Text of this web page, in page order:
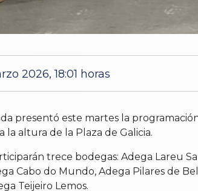
2026, 18:01 horas
presentó este martes la
la altura de la Plaza de Galicia.
trece bodegas: Adega Lareu
Cabo do Mundo, Adega Pilares de
Teijeiro Lemos.